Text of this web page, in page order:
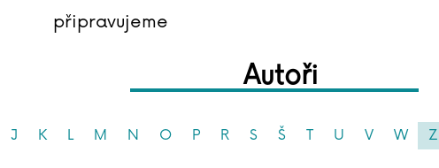
připravujeme
Autoři
J K L M N O P R S Š T U V W Z